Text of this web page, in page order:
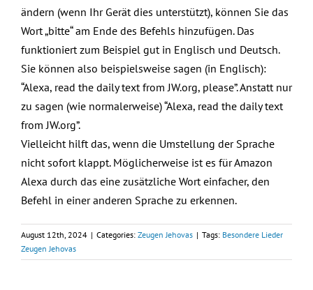
ändern (wenn Ihr Gerät dies unterstützt), können Sie das
Wort „bitte“ am Ende des Befehls hinzufügen. Das
funktioniert zum Beispiel gut in Englisch und Deutsch.
Sie können also beispielsweise sagen (in Englisch):
“Alexa, read the daily text from JW.org, please”. Anstatt nur
zu sagen (wie normalerweise) “Alexa, read the daily text
from JW.org”.
Vielleicht hilft das, wenn die Umstellung der Sprache
nicht sofort klappt. Möglicherweise ist es für Amazon
Alexa durch das eine zusätzliche Wort einfacher, den
Befehl in einer anderen Sprache zu erkennen.
August 12th, 2024 | Categories: Zeugen Jehovas | Tags: Besondere Lieder
Zeugen Jehovas